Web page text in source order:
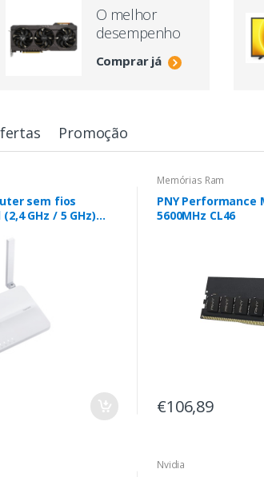
O melhor
desempenho
Comprar já
Promoção
sem fios
GHz / 5 GHz)
Memórias Ram
PNY Performance
5600MHz CL46
€106,89
Nvidia